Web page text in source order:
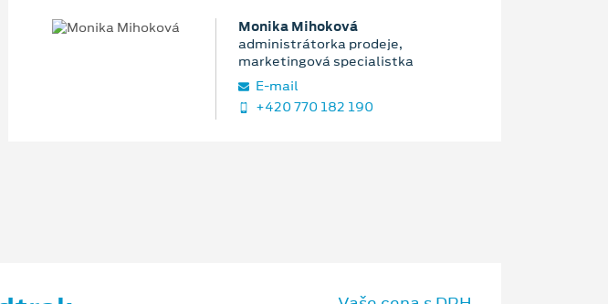
Monika Mihoková
administrátorka prodeje,
marketingová specialistka
E‑mail
+420 770 182 190